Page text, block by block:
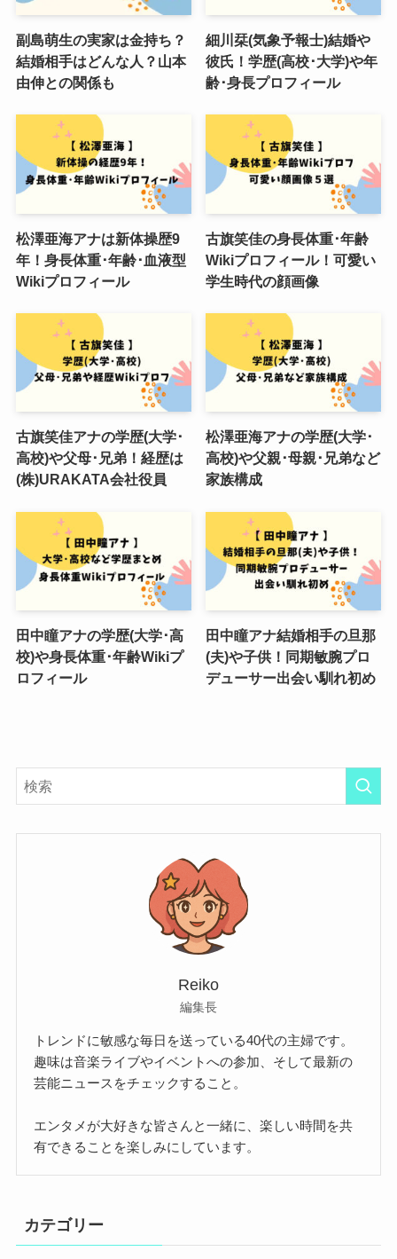
副島萌生の実家は金持ち？
結婚相手はどんな人？山本
由伸との関係も
細川栞(気象予報士)結婚や
彼氏！学歴(高校･大学)や年
齢･身長プロフィール
松澤亜海アナは新体操歴9
年！身長体重･年齢･血液型
Wikiプロフィール
古旗笑佳の身長体重･年齢
Wikiプロフィール！可愛い
学生時代の顔画像
古旗笑佳アナの学歴(大学･
高校)や父母･兄弟！経歴は
(株)URAKATA会社役員
松澤亜海アナの学歴(大学･
高校)や父親･母親･兄弟など
家族構成
田中瞳アナの学歴(大学･高
校)や身長体重･年齢Wikiプ
ロフィール
田中瞳アナ結婚相手の旦那
(夫)や子供！同期敏腕プロ
デューサー出会い馴れ初め
Reiko
編集長
トレンドに敏感な毎日を送っている40代の主婦です。
趣味は音楽ライブやイベントへの参加、そして最新の
芸能ニュースをチェックすること。
エンタメが大好きな皆さんと一緒に、楽しい時間を共
有できることを楽しみにしています。
カテゴリー